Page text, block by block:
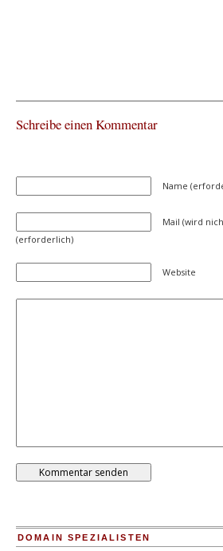
Schreibe einen Kommentar
Name
Mail (wird
(erforderlich)
Website
DOMAIN SPEZIALISTEN